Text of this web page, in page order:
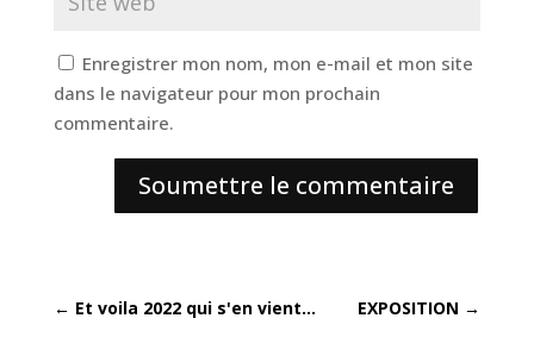
Enregistrer mon nom, mon e-mail et mon site
dans le navigateur pour mon prochain
commentaire.
Soumettre le commentaire
← Et voila 2022 qui s'en vient... EXPOSITION →